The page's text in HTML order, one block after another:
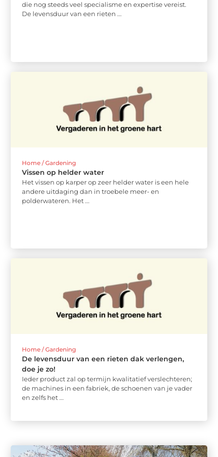
die nog steeds veel specialisme en expertise vereist.
De levensduur van een rieten ...
Home / Gardening
Vissen op helder water
Het vissen op karper op zeer helder water is een hele
andere uitdaging dan in troebele meer- en
polderwateren. Het ...
Home / Gardening
De levensduur van een rieten dak verlengen,
doe je zo!
Ieder product zal op termijn kwalitatief verslechteren;
de machines in een fabriek, de schoenen van je vader
en zelfs het ...